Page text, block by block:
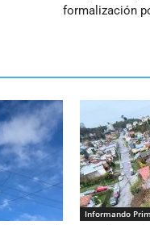
formalización
Informando